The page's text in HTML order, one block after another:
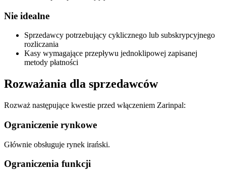
Nie idealne
Sprzedawcy potrzebujący cyklicznego lub subskrypcyjnego
rozliczania
Kasy wymagające przepływu jednoklipowej zapisanej
metody płatności
Rozważania dla sprzedawców
Rozważ następujące kwestie przed włączeniem Zarinpal:
Ograniczenie rynkowe
Głównie obsługuje rynek irański.
Ograniczenia funkcji